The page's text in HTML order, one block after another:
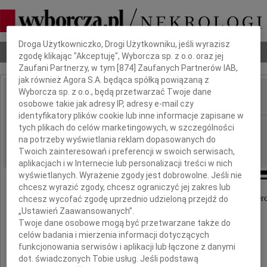
Nekrologi Odeszli Poradnik pogrzebowy
IMIĘ I NAZWISKO:
REGION: Częstochowa
DATA EMISJI: 21.04.2017
Wyrazy głębokiego współczucia z powodu
Ojca
Dbamy o Twoją prywatność
Droga Użytkowniczko, Drogi Użytkowniku, jeśli wyrazisz
zgodę klikając "Akceptuję", Wyborcza sp. z o.o. oraz jej
Zaufani Partnerzy, w tym [874 ] Zaufanych Partnerów IAB,
jak również Agora S.A. będąca spółką powiązaną z
Wyborcza sp. z o.o., będą przetwarzać Twoje dane
osobowe takie jak adresy IP, adresy e-mail czy
identyfikatory plików cookie lub inne informacje zapisane w
tych plikach do celów marketingowych, w szczególności
na potrzeby wyświetlania reklam dopasowanych do
Twoich zainteresowań i preferencji w swoich serwisach,
aplikacjach i w Internecie lub personalizacji treści w nich
wyświetlanych. Wyrażenie zgody jest dobrowolne. Jeśli nie
chcesz wyrazić zgody, chcesz ograniczyć jej zakres lub
chcesz wycofać zgodę uprzednio udzieloną przejdź do
„Ustawień Zaawansowanych”.
Twoje dane osobowe mogą być przetwarzane także do
celów badania i mierzenia informacji dotyczących
funkcjonowania serwisów i aplikacji lub łączone z danymi
dot. świadczonych Tobie usług. Jeśli podstawą